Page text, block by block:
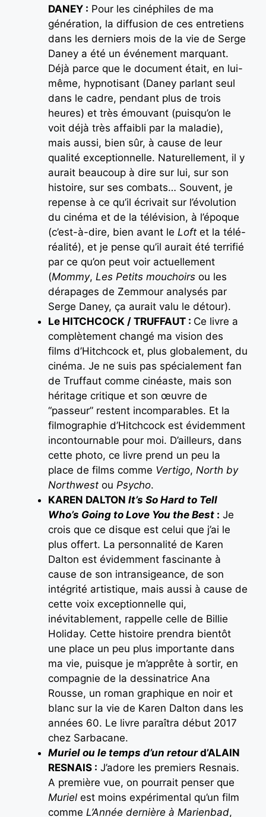
DANEY : Pour les cinéphiles de ma
génération, la diffusion de ces entretiens
dans les derniers mois de la vie de Serge
Daney a été un événement marquant.
Déjà parce que le document était, en lui-
même, hypnotisant (Daney parlant seul
dans le cadre, pendant plus de trois
heures) et très émouvant (puisqu’on le
voit déjà très affaibli par la maladie),
mais aussi, bien sûr, à cause de leur
qualité exceptionnelle. Naturellement, il y
aurait beaucoup à dire sur lui, sur son
histoire, sur ses combats… Souvent, je
repense à ce qu’il écrivait sur l’évolution
du cinéma et de la télévision, à l’époque
(c’est-à-dire, bien avant le Loft et la télé-
réalité), et je pense qu’il aurait été terrifié
par ce qu’on peut voir actuellement
(Mommy, Les Petits mouchoirs ou les
dérapages de Zemmour analysés par
Serge Daney, ça aurait valu le détour).
Le HITCHCOCK / TRUFFAUT : Ce livre a
complètement changé ma vision des
films d’Hitchcock et, plus globalement, du
cinéma. Je ne suis pas spécialement fan
de Truffaut comme cinéaste, mais son
héritage critique et son œuvre de
“passeur” restent incomparables. Et la
filmographie d’Hitchcock est évidemment
incontournable pour moi. D’ailleurs, dans
cette photo, ce livre prend un peu la
place de films comme Vertigo, North by
Northwest ou Psycho.
KAREN DALTON It’s So Hard to Tell
Who’s Going to Love You the Best : Je
crois que ce disque est celui que j’ai le
plus offert. La personnalité de Karen
Dalton est évidemment fascinante à
cause de son intransigeance, de son
intégrité artistique, mais aussi à cause de
cette voix exceptionnelle qui,
inévitablement, rappelle celle de Billie
Holiday. Cette histoire prendra bientôt
une place un peu plus importante dans
ma vie, puisque je m’apprête à sortir, en
compagnie de la dessinatrice Ana
Rousse, un roman graphique en noir et
blanc sur la vie de Karen Dalton dans les
années 60. Le livre paraîtra début 2017
chez Sarbacane.
Muriel ou le temps d’un retourd’ALAIN
RESNAIS : J’adore les premiers Resnais.
A première vue, on pourrait penser que
Muriel est moins expérimental qu’un film
comme L’Année dernière à Marienbad,